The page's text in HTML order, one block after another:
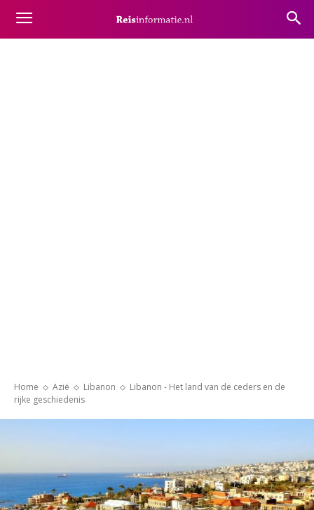
Home Azië Libanon
Libanon - Het land van de ceders en de
rijke geschiedenis